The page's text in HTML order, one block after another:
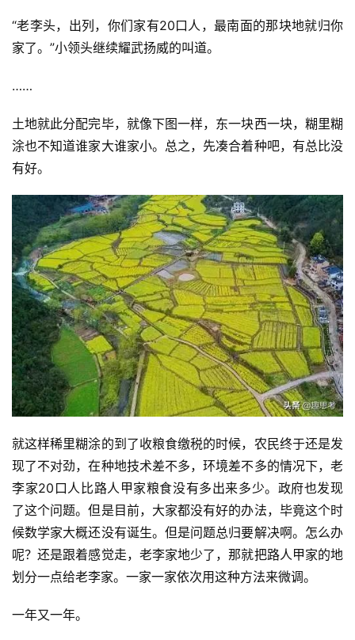
“老李头，出列，你们家有20口人，最南面的那块地就归你
家了。”小领头继续耀武扬威的叫道。
……
土地就此分配完毕，就像下图一样，东一块西一块，糊里糊
涂也不知道谁家大谁家小。总之，先凑合着种吧，有总比没
有好。
就这样稀里糊涂的到了收粮食缴税的时候，农民终于还是发
现了不对劲，在种地技术差不多，环境差不多的情况下，老
李家20口人比路人甲家粮食没有多出来多少。政府也发现
了这个问题。但是目前，大家都没有好的办法，毕竟这个时
候数学家大概还没有诞生。但是问题总归要解决啊。怎么办
呢？还是跟着感觉走，老李家地少了，那就把路人甲家的地
划分一点给老李家。一家一家依次用这种方法来微调。
一年又一年。